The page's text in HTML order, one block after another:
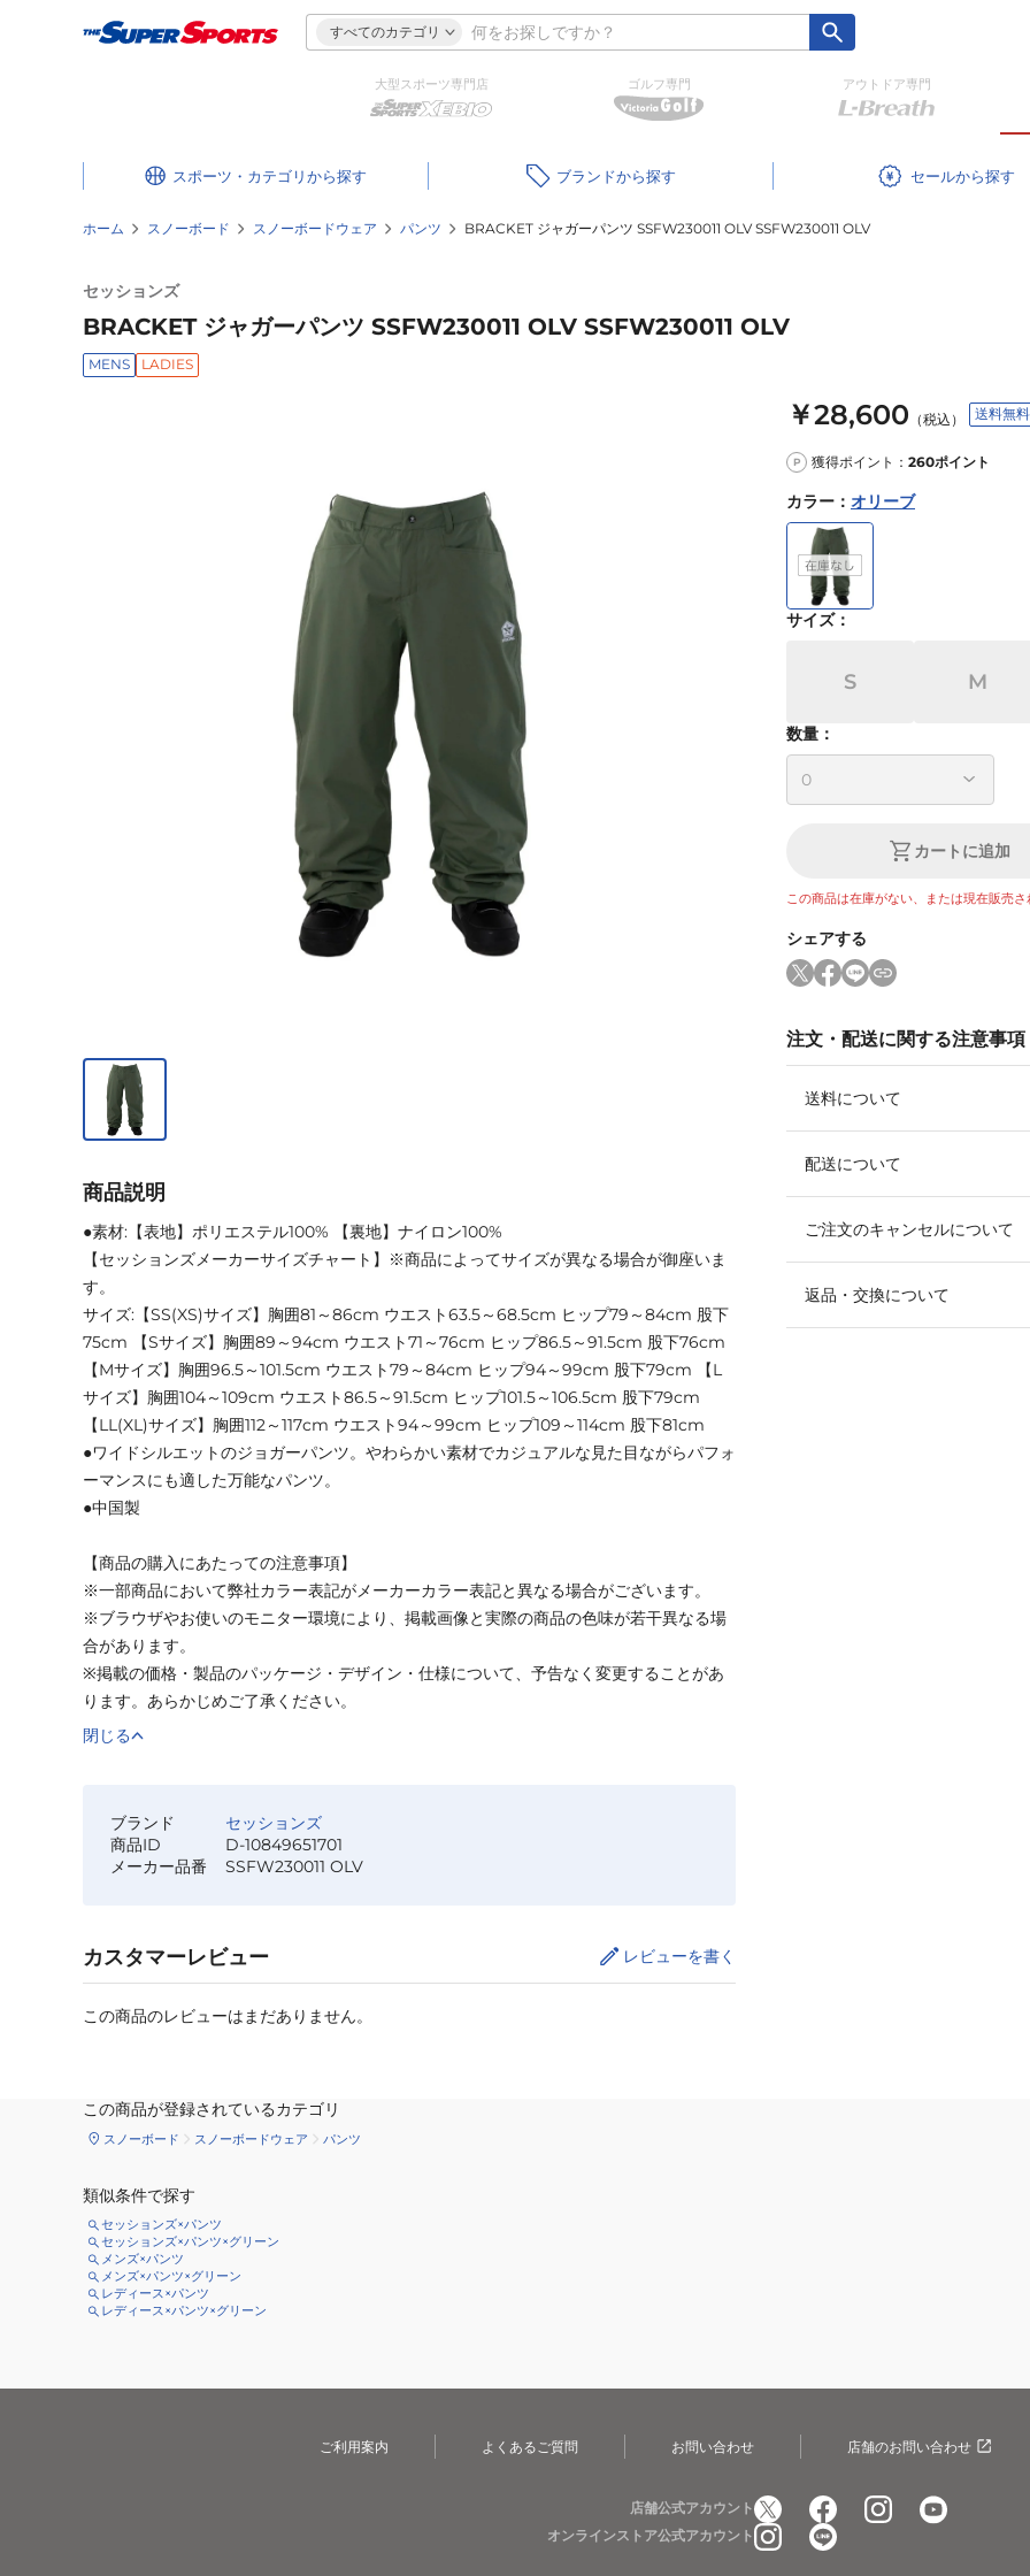
すべてのカテゴリ
大型スポーツ専門店 ゴルフ専門 アウトドア専門
スポーツ・カテゴリ ブランド セール
ホーム スノーボード スノーボードウェア パンツ BRACKET ジャガーパンツ SSFW230011 OLV SSFW230011 OLV
セッションズ
BRACKET ジャガーパンツ SSFW230011 OLV SSFW230011 OLV
MENS LADIES
￥28,600 （税込） 送料無料
P 獲得ポイント： 260ポイント
カラー ： オリーブ
サイズ：
S M
数量：
カートに追加
この商品は在庫がない、または現在販売さ
シェアする
注文・配送に関する注意事項
送料について
配送について
ご注文のキャンセルについて
返品・交換について
商品説明
●素材:【表地】ポリエステル100% 【裏地】ナイロン100%
【セッションズメーカーサイズチャート】※商品によってサイズが異なる場合が御座いま
す。
サイズ:【SS(XS)サイズ】胸囲81～86cm ウエスト63.5～68.5cm ヒップ79～84cm 股下
75cm 【Sサイズ】胸囲89～94cm ウエスト71～76cm ヒップ86.5～91.5cm 股下76cm
【Mサイズ】胸囲96.5～101.5cm ウエスト79～84cm ヒップ94～99cm 股下79cm 【L
サイズ】胸囲104～109cm ウエスト86.5～91.5cm ヒップ101.5～106.5cm 股下79cm
【LL(XL)サイズ】胸囲112～117cm ウエスト94～99cm ヒップ109～114cm 股下81cm
●ワイドシルエットのジョガーパンツ。やわらかい素材でカジュアルな見た目ながらパフォ
ーマンスにも適した万能なパンツ。
●中国製
【商品の購入にあたっての注意事項】
※一部商品において弊社カラー表記がメーカーカラー表記と異なる場合がございます。
※ブラウザやお使いのモニター環境により、掲載画像と実際の商品の色味が若干異なる場
合があります。
※掲載の価格・製品のパッケージ・デザイン・仕様について、予告なく変更することがあ
ります。あらかじめご了承ください。
閉じる
ブランド
セッションズ
商品ID
D-10849651701
メーカー品番
SSFW230011 OLV
カスタマーレビュー レビューを書く
この商品のレビューはまだありません。
この商品が登録されているカテゴリ
スノーボード スノーボードウェア パンツ
類似条件で探す
セッションズ×パンツ
セッションズ×パンツ×グリーン
メンズ×パンツ
メンズ×パンツ×グリーン
レディース×パンツ
レディース×パンツ×グリーン
ご利用案内 よくあるご質問 お問い合わせ 店舗のお問い合わせ
店舗公式アカウント
オンラインストア公式アカウント